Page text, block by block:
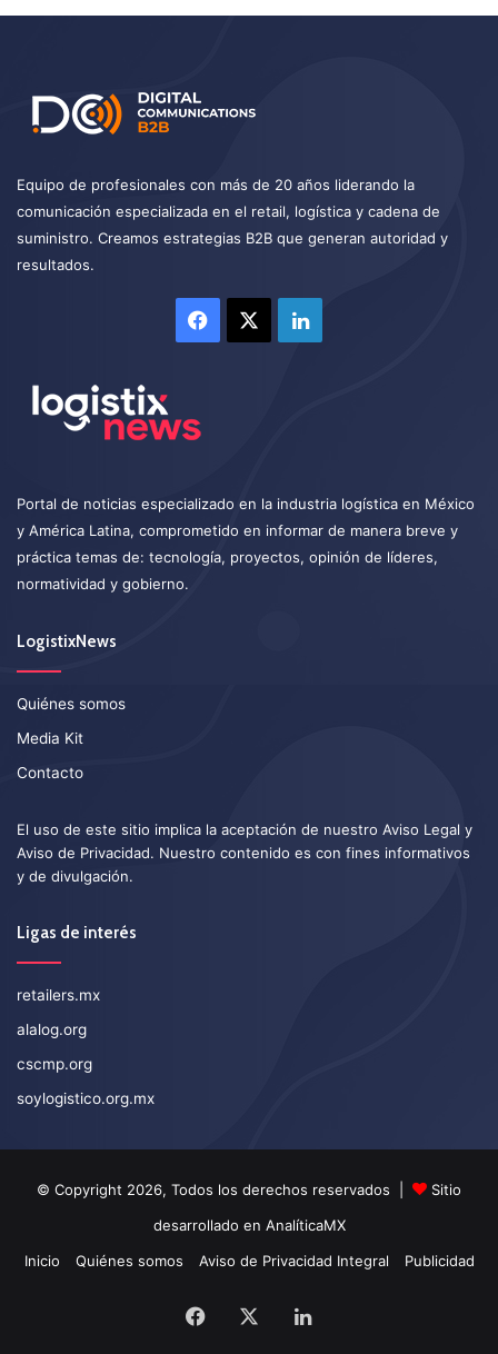
Equipo de profesionales con más de 20 años liderando la
comunicación especializada en el retail, logística y cadena de
suministro. Creamos estrategias B2B que generan autoridad y
resultados.
Facebook LinkedIn
Portal de noticias especializado en la industria logística en México
y América Latina, comprometido en informar de manera breve y
práctica temas de: tecnología, proyectos, opinión de líderes,
normatividad y gobierno.
LogistixNews
Quiénes somos
Media Kit
Contacto
El uso de este sitio implica la aceptación de nuestro Aviso Legal y
Aviso de Privacidad. Nuestro contenido es con fines informativos
y de divulgación.
Ligas de interés
retailers.mx
alalog.org
cscmp.org
soylogistico.org.mx
© Copyright 2026, Todos los derechos reservados |
Sitio
desarrollado en AnalíticaMX
Inicio
Quiénes somos Aviso de Privacidad Integral Publicidad
Facebook LinkedIn